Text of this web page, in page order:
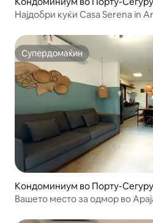
Најдобри куќи Casa Serena in
Супердомаќин
Супердомаќин
Кондоминиум во Порту-Сегуру
Вашето место за одмор во